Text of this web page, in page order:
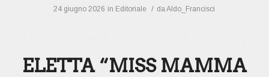
24 giugno 2026 in Editoriale / daAldo_Francisci
ELETTA “MISS MAMMA